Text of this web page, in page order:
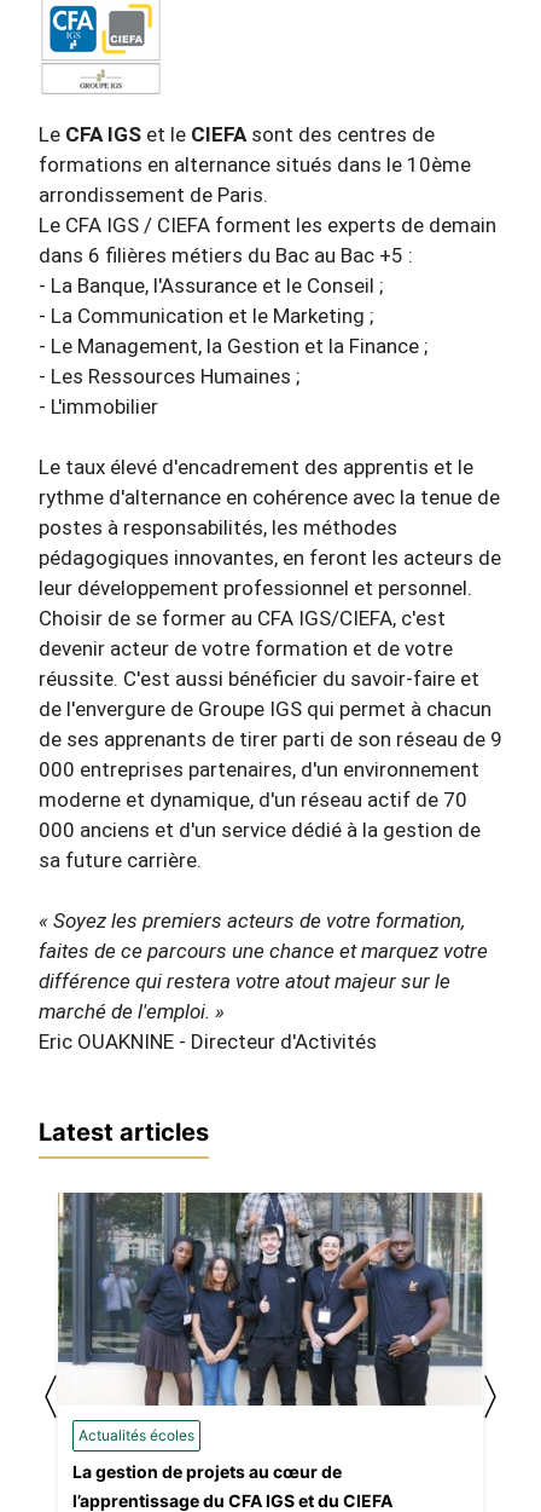
Le CFA IGS et le CIEFA sont des centres de
formations en alternance situés dans le 10ème
arrondissement de Paris.
Le CFA IGS / CIEFA forment les experts de demain
dans 6 filières métiers du Bac au Bac +5 :
- La Banque, l'Assurance et le Conseil ;
- La Communication et le Marketing ;
- Le Management, la Gestion et la Finance ;
- Les Ressources Humaines ;
- L'immobilier
Le taux élevé d'encadrement des apprentis et le
rythme d'alternance en cohérence avec la tenue de
postes à responsabilités, les méthodes
pédagogiques innovantes, en feront les acteurs de
leur développement professionnel et personnel.
Choisir de se former au CFA IGS/CIEFA, c'est
devenir acteur de votre formation et de votre
réussite. C'est aussi bénéficier du savoir-faire et
de l'envergure de Groupe IGS qui permet à chacun
de ses apprenants de tirer parti de son réseau de 9
000 entreprises partenaires, d'un environnement
moderne et dynamique, d'un réseau actif de 70
000 anciens et d'un service dédié à la gestion de
sa future carrière.
« Soyez les premiers acteurs de votre formation,
faites de ce parcours une chance et marquez votre
différence qui restera votre atout majeur sur le
marché de l'emploi. »
Eric OUAKNINE - Directeur d'Activités
Latest articles
Actualités écoles
La gestion de projets au cœur de
l’apprentissage du CFA IGS et du CIEFA
〈 〉